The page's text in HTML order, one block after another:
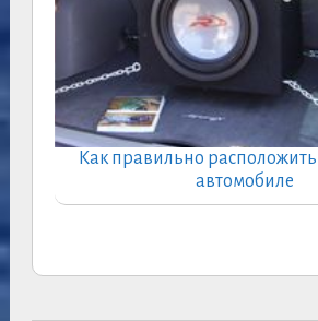
Как правильно
автомобиле